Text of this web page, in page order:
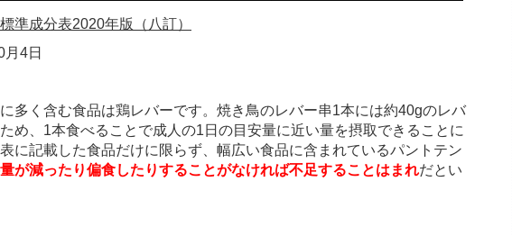
準成分表2020年版（八訂）
4日
多く含む食品は鶏レバーです。焼き鳥のレバー串1本には約40gのレバ
め、1本食べることで成人の1日の目安量に近い量を摂取できることに
に記載した食品だけに限らず、幅広い食品に含まれているパントテン
が減ったり偏食したりすることがなければ不足することはまれだとい